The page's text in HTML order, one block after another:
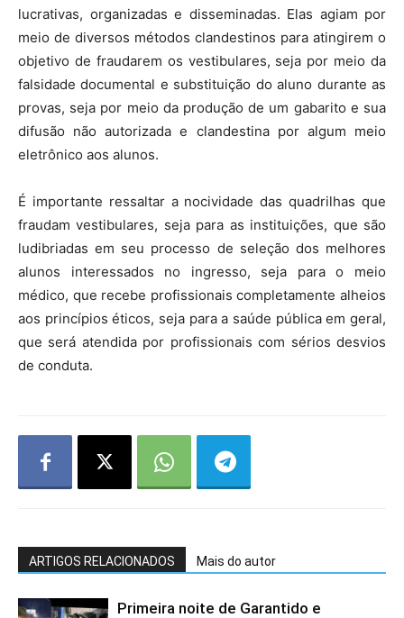
lucrativas, organizadas e disseminadas. Elas agiam por
meio de diversos métodos clandestinos para atingirem o
objetivo de fraudarem os vestibulares, seja por meio da
falsidade documental e substituição do aluno durante as
provas, seja por meio da produção de um gabarito e sua
difusão não autorizada e clandestina por algum meio
eletrônico aos alunos.
É importante ressaltar a nocividade das quadrilhas que
fraudam vestibulares, seja para as instituições, que são
ludibriadas em seu processo de seleção dos melhores
alunos interessados no ingresso, seja para o meio
médico, que recebe profissionais completamente alheios
aos princípios éticos, seja para a saúde pública em geral,
que será atendida por profissionais com sérios desvios
de conduta.
ARTIGOS RELACIONADOS Mais do autor
Primeira noite de Garantido e